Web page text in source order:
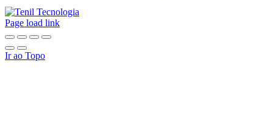
Page load link
Ir ao Topo